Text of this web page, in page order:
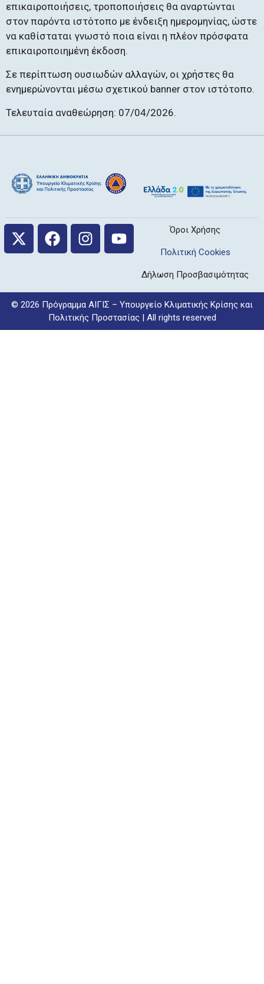
επικαιροποιήσεις, τροποποιήσεις θα αναρτώνται
στον παρόντα ιστότοπο με ένδειξη ημερομηνίας, ώστε
να καθίσταται γνωστό ποια είναι η πλέον πρόσφατα
επικαιροποιημένη έκδοση.
Σε περίπτωση ουσιωδών αλλαγών, οι χρήστες θα
ενημερώνονται μέσω σχετικού banner στον ιστότοπο.
Τελευταία αναθεώρηση: 07/04/2026.
Όροι Χρήσης
Πολιτική Cookies
Δήλωση Προσβασιμότητας
© 2026 Πρόγραμμα ΑΙΓΙΣ – Υπουργείο Κλιματικής Κρίσης και
Πολιτικής Προστασίας | All rights reserved